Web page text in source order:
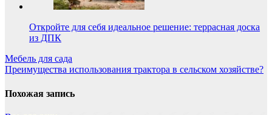
Откройте для себя идеальное решение: террасная доска
из ДПК
Навигация
по
записям
Мебель для сада
Преимущества использования трактора в сельском хозяйстве?
Похожая запись